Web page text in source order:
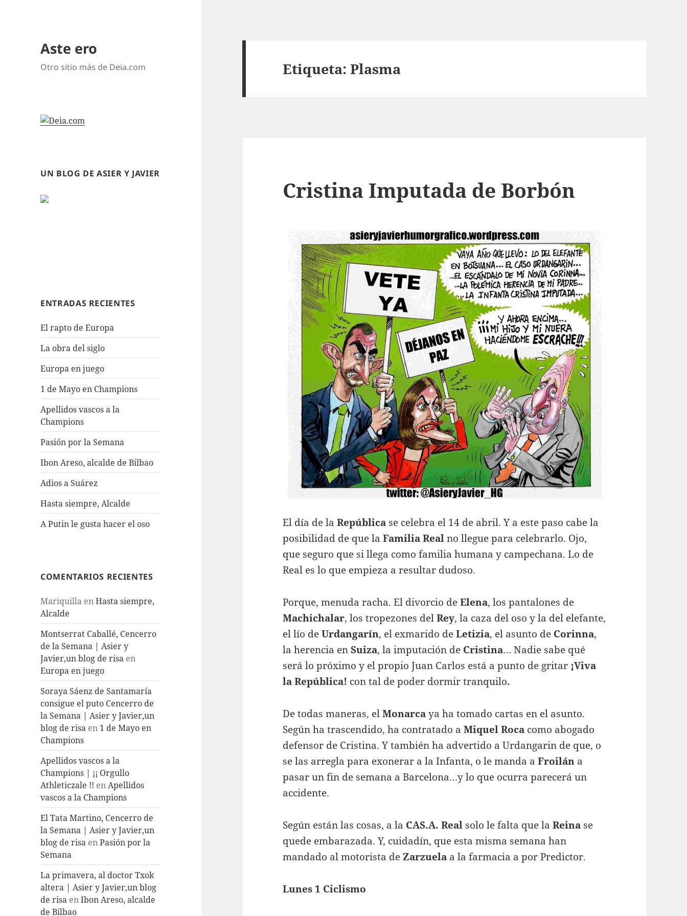
Aste ero
Otro sitio más de Deia.com
UN BLOG DE ASIER Y JAVIER
ENTRADAS RECIENTES
El rapto de Europa
La obra del siglo
Europa en juego
1 de Mayo en Champions
Apellidos vascos a la
Champions
Pasión por la Semana
Ibon Areso, alcalde de Bilbao
Adios a Suárez
Hasta siempre, Alcalde
A Putin le gusta hacer el oso
COMENTARIOS RECIENTES
Mariquilla enHasta siempre,
Alcalde
Montserrat Caballé, Cencerro
de la Semana | Asier y
Javier,un blog de risa en
Europa en juego
Soraya Sáenz de Santamaría
consigue el puto Cencerro de
la Semana | Asier y Javier,un
blog de risa en 1 de Mayo en
Champions
Apellidos vascos a la
Champions | ¡¡ Orgullo
Athleticzale !! enApellidos
vascos a la Champions
El Tata Martino, Cencerro de
la Semana | Asier y Javier,un
blog de risa enPasión por la
Semana
La primavera, al doctor Txok
altera | Asier y Javier,un blog
de risa enIbon Areso, alcalde
de Bilbao
Etiqueta:Plasma
Cristina Imputada de Borbón
El día de laRepública se celebra el 14 de abril. Y a este paso cabe la
posibilidad de que laFamiliaRealno llegue para celebrarlo. Ojo,
que seguro que si llega como familia humana y campechana. Lo de
Real es lo que empieza a resultar dudoso.
Porque, menuda racha. El divorcio deElena, los pantalones de
Machichalar, los tropezones delRey, la caza del oso y la del elefante,
el lío deUrdangarín, el exmarido deLetizia, el asunto de Corinna,
la herencia enSuiza, la imputación de Cristina… Nadie sabe qué
será lo próximo y el propio Juan Carlos está a punto de gritar ¡Viva
la República! con tal de poder dormir tranquilo.
De todas maneras, elMonarcaya ha tomado cartas en el asunto.
Según ha trascendido, ha contratado aMiquel Roca como abogado
defensor de Cristina. Y también ha advertido a Urdangarin de que, o
se las arregla para exonerar a la Infanta, o le manda aFroilán a
pasar un fin de semana a Barcelona…y lo que ocurra parecerá un
accidente.
Según están las cosas, a la CAS.A. Real solo le falta que laReina se
quede embarazada. Y, cuidadín, que esta misma semana han
mandado al motorista deZarzuela a la farmacia a por Predictor.
Lunes 1 Ciclismo